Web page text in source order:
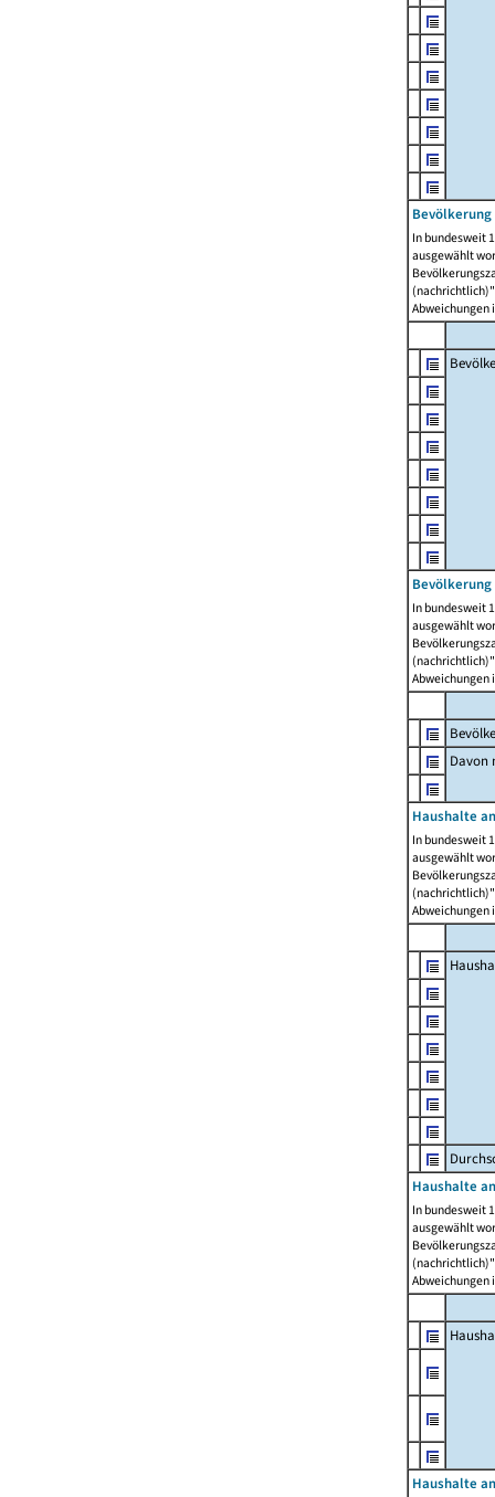
In bundesweit
ausgewählt
Abweichungen
In bundesweit
ausgewählt
Abweichungen
Davon
Haushalte
In bundesweit
ausgewählt
Abweichungen
Haushalte
In bundesweit
ausgewählt
Abweichungen
Haushalte